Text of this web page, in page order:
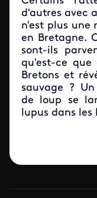
d'autres avec
n'est plus une
en Bretagne.
sont-ils
qu'est-ce que
Bretons et
sauvage ?
de loup se
lupus dans les